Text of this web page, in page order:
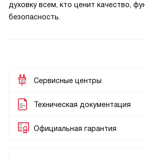
духовку всем, кто ценит качество,
безопасность.
Сервисные центры
Техническая документация
Официальная гарантия